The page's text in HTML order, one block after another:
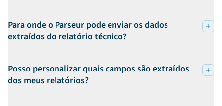
Para onde o Parseur pode enviar os dados
extraídos do relatório técnico?
Posso personalizar quais campos são extraídos
dos meus relatórios?